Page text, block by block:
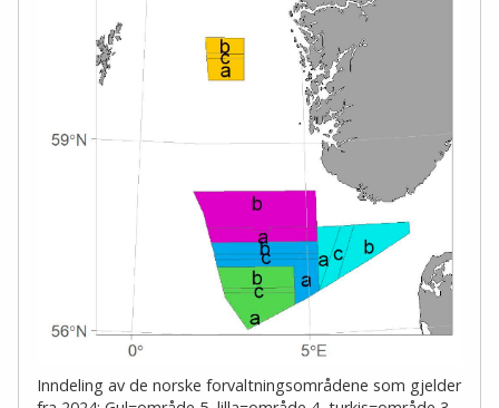
Inndeling av de norske forvaltningsområdene som gjelder